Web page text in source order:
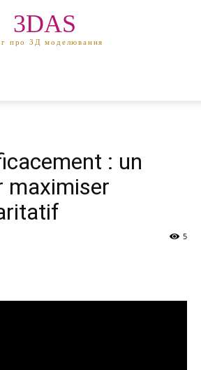
3DAS
про 3Д моделювання
: un
maximiser
5